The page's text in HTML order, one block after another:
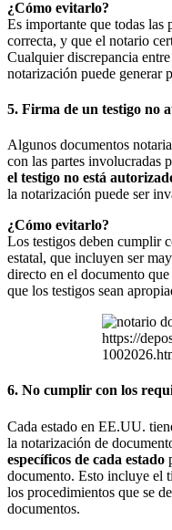
¿Cómo evitarlo?
Es importante que todas las
correcta, y que el notario
Cualquier discrepancia
notarización puede generar
5. Firma de un testigo no
Algunos documentos
con las partes involucradas
el testigo no está
la notarización puede ser
¿Cómo evitarlo?
Los testigos deben cumplir
estatal, que incluyen ser
directo en el documento
que los testigos sean
https://
6. No cumplir con los
Cada estado en EE.UU.
la notarización de
específicos de cada estado
documento. Esto incluye el
los procedimientos que se
documentos.